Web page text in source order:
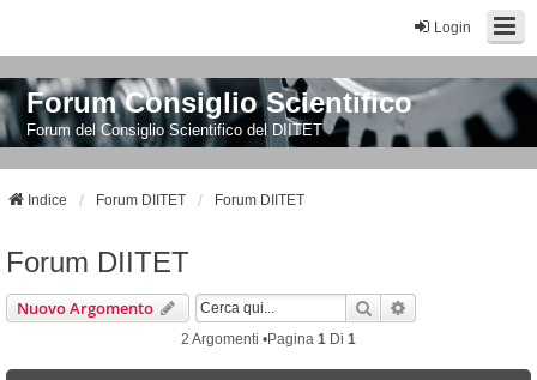
Login
Forum Consiglio Scientifico
Forum del Consiglio Scientifico del DIITET
Indice Forum DIITET Forum DIITET
Forum DIITET
Nuovo Argomento Cerca
2 Argomenti •Pagina 1 Di 1